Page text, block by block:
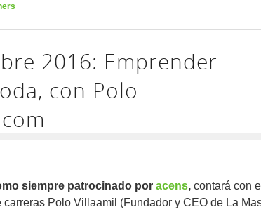
2016: Emprender
con Polo
siempre patrocinado por acens,contará con el
Polo Villaamil (Fundador y CEO de La